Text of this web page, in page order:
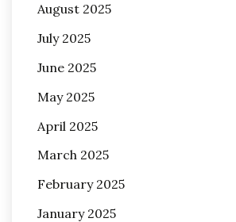
August 2025
July 2025
June 2025
May 2025
April 2025
March 2025
February 2025
January 2025